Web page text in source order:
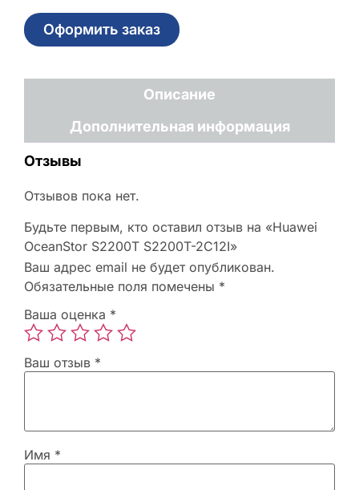
Оформить заказ
Описание
Дополнительная информация
Отзывы
Отзывов пока нет.
Будьте первым, кто оставил отзыв на «Huawei
OceanStor S2200T S2200T-2C12I»
Ваш адрес email не будет опубликован.
Обязательные поля помечены *
Ваша оценка *
Ваш отзыв *
Имя *